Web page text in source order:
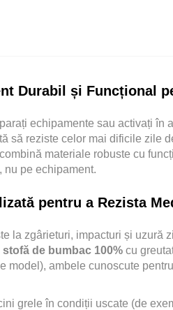
Durabil și Funcțional
echipamente sau activați în
să reziste celor mai dificile zile
materiale robuste cu
nu pe echipament.
pentru a Rezista
la zgârieturi, impacturi și
stofă de bumbac 100% cu
model), ambele cunoscute
grele în condiții uscate (de